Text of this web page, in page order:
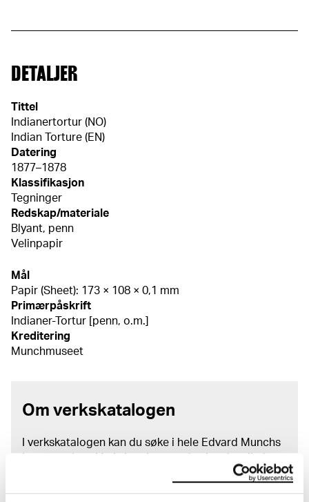
DETALJER
Tittel
Indianertortur (NO)
Indian Torture (EN)
Datering
1877–1878
Klassifikasjon
Tegninger
Redskap/materiale
Blyant, penn
Velinpapir
Mål
Papir (Sheet): 173 × 108 × 0,1 mm
Primærpåskrift
Indianer-Tortur [penn, o.m.]
Kreditering
Munchmuseet
Om verkskatalogen
I verkskatalogen kan du søke i hele Edvard Munchs
samsvar med den nyeste forskningen. Vi tar